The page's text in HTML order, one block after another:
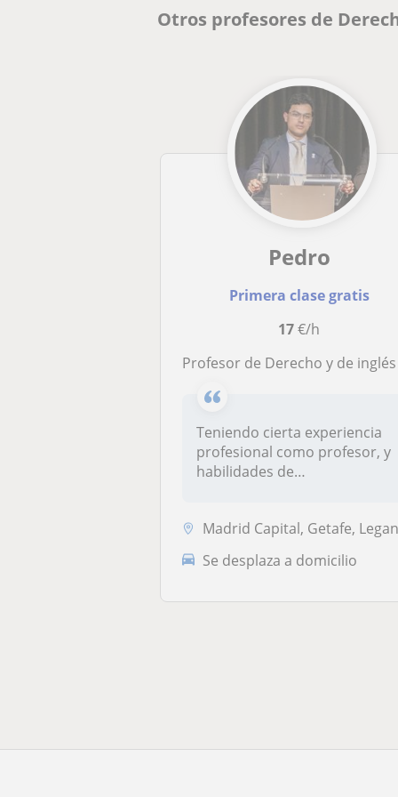
Otros profesores de
Pedro
Primera clase gratis
17€/h
Profesor de Derecho y de inglés que ofrece clases particulares para adultos o jóvenes
Teniendo cierta experiencia
profesional como profesor, y
habilidades de
Madrid Capital, Getafe, Leganés, Pinto, Valdemoro,
Se desplaza a domicilio